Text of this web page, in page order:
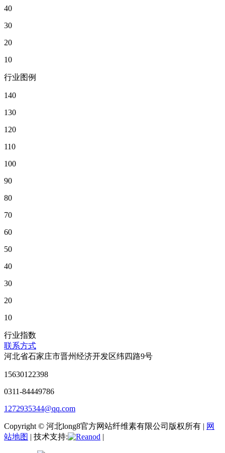
40
30
20
10
行业图例
140
130
120
110
100
90
80
70
60
50
40
30
20
10
行业指数
联系方式
河北省石家庄市晋州经济开发区纬四路9号
15630122398
0311-84449786
1272935344@qq.com
Copyright © 河北long8官方网站纤维素有限公司版权所有 | 网
站地图 | 技术支持: |